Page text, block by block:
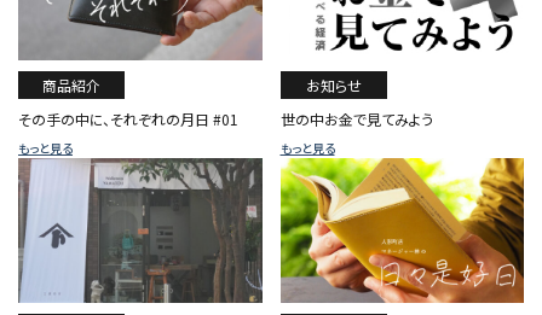
商品紹介
その手の中に、それぞれの月日 #01
もっと見る
お知らせ
世の中お金で見てみよう
もっと見る